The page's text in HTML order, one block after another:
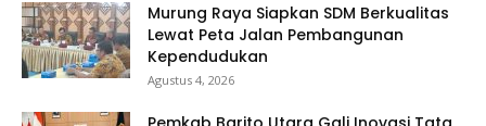
Murung Raya Siapkan SDM Berkualitas
Lewat Peta Jalan Pembangunan
Kependudukan
Agustus 4, 2026